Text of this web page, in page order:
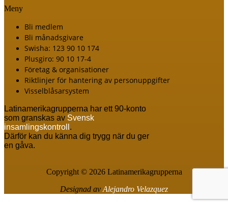
Meny
Bli medlem
Bli månadsgivare
Swisha: 123 90 10 174
Plusgiro: 90 10 17-4
Företag & organisationer
Riktlinjer för hantering av personuppgifter
Visselblåsarsystem
Latinamerikagrupperna har ett 90-konto
som granskas av Svensk
insamlingskontroll .
Därför kan du känna dig trygg när du ger
en gåva.
Copyright © 2026 Latinamerikagrupperna
Designad av Alejandro Velazquez